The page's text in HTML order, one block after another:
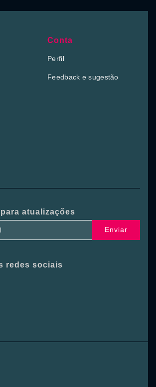
Conta
Perfil
Feedback e sugestão
atualizações
Enviar
redes sociais